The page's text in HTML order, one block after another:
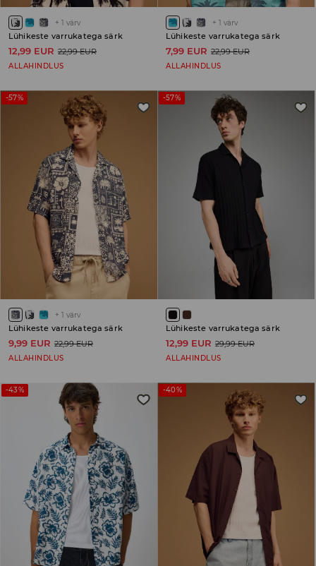
+ 1 värv
Lühikeste varrukatega särk
12,99 EUR 22,99 EUR
ALLAHINDLUS
+ 1 värv
Lühikeste varrukatega särk
7,99 EUR 22,99 EUR
ALLAHINDLUS
-57%
+ 1 värv
Lühikeste varrukatega särk
9,99 EUR 22,99 EUR
ALLAHINDLUS
-57%
Lühikeste varrukatega särk
12,99 EUR 29,99 EUR
ALLAHINDLUS
-43% -40%